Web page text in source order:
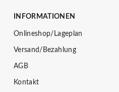
INFORMATIONEN
Onlineshop/Lageplan
Versand/Bezahlung
AGB
Kontakt